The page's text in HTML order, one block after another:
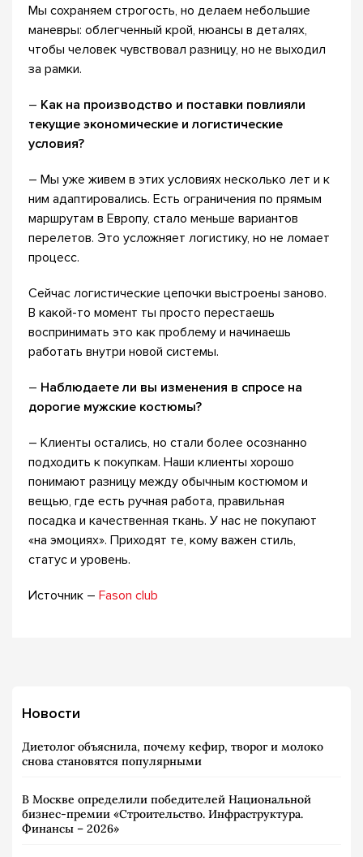
Мы сохраняем строгость, но делаем небольшие
маневры: облегченный крой, нюансы в деталях,
чтобы человек чувствовал разницу, но не выходил
за рамки.
– Как на производство и поставки повлияли
текущие экономические и логистические
условия?
– Мы уже живем в этих условиях несколько лет и к
ним адаптировались. Есть ограничения по прямым
маршрутам в Европу, стало меньше вариантов
перелетов. Это усложняет логистику, но не ломает
процесс.
Сейчас логистические цепочки выстроены заново.
В какой-то момент ты просто перестаешь
воспринимать это как проблему и начинаешь
работать внутри новой системы.
– Наблюдаете ли вы изменения в спросе на
дорогие мужские костюмы?
– Клиенты остались, но стали более осознанно
подходить к покупкам. Наши клиенты хорошо
понимают разницу между обычным костюмом и
вещью, где есть ручная работа, правильная
посадка и качественная ткань. У нас не покупают
«на эмоциях». Приходят те, кому важен стиль,
статус и уровень.
Источник – Fason club
Новости
Диетолог объяснила, почему кефир, творог и молоко
снова становятся популярными
В Москве определили победителей Национальной
бизнес-премии «Строительство. Инфраструктура.
Финансы – 2026»